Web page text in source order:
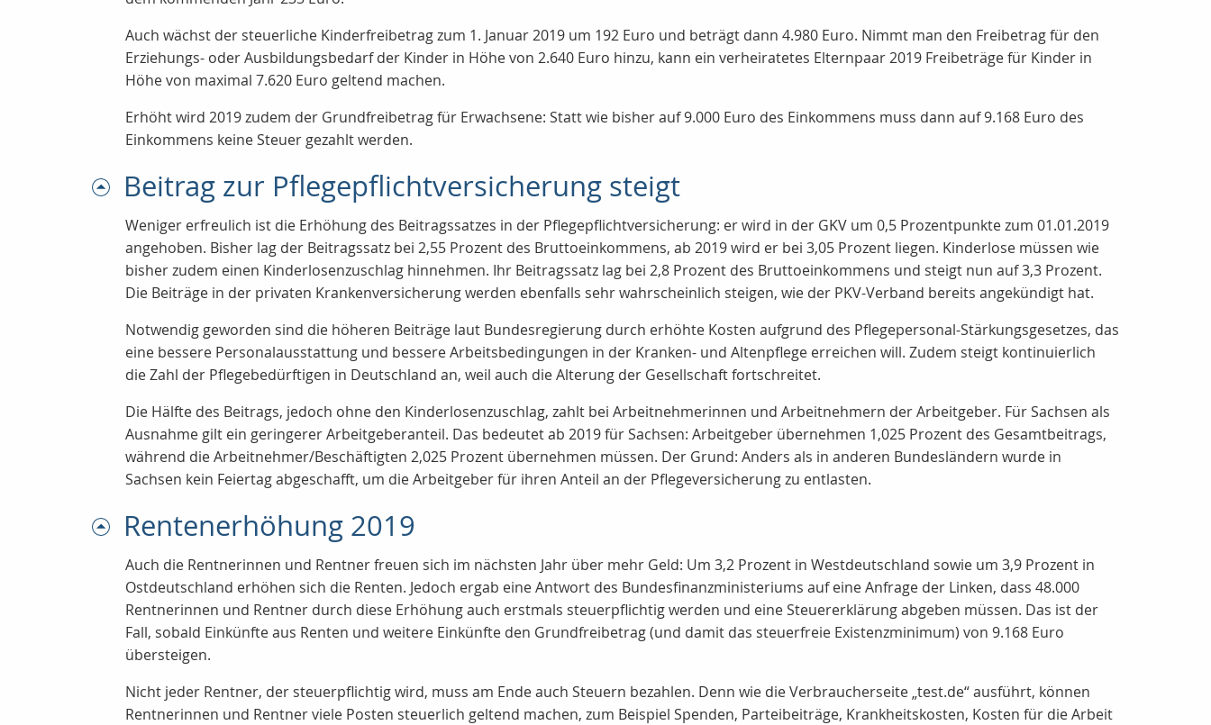
Auch wächst der steuerliche Kinderfreibetrag zum 1. Januar 2019 um 192 Euro und beträgt dann 4.980 Euro. Nimmt man den Freibetrag für den
Erziehungs- oder Ausbildungsbedarf der Kinder in Höhe von 2.640 Euro hinzu, kann ein verheiratetes Elternpaar 2019 Freibeträge für Kinder in
Höhe von maximal 7.620 Euro geltend machen.
Erhöht wird 2019 zudem der Grundfreibetrag für Erwachsene: Statt wie bisher auf 9.000 Euro des Einkommens muss dann auf 9.168 Euro des
Einkommens keine Steuer gezahlt werden.
Beitrag zur Pflegepflichtversicherung steigt
Weniger erfreulich ist die Erhöhung des Beitragssatzes in der Pflegepflichtversicherung: er wird in der GKV um 0,5 Prozentpunkte zum 01.01.2019
angehoben. Bisher lag der Beitragssatz bei 2,55 Prozent des Bruttoeinkommens, ab 2019 wird er bei 3,05 Prozent liegen. Kinderlose müssen wie
bisher zudem einen Kinderlosenzuschlag hinnehmen. Ihr Beitragssatz lag bei 2,8 Prozent des Bruttoeinkommens und steigt nun auf 3,3 Prozent.
Die Beiträge in der privaten Krankenversicherung werden ebenfalls sehr wahrscheinlich steigen, wie der PKV-Verband bereits angekündigt hat.
Notwendig geworden sind die höheren Beiträge laut Bundesregierung durch erhöhte Kosten aufgrund des Pflegepersonal-Stärkungsgesetzes, das
eine bessere Personalausstattung und bessere Arbeitsbedingungen in der Kranken- und Altenpflege erreichen will. Zudem steigt kontinuierlich
die Zahl der Pflegebedürftigen in Deutschland an, weil auch die Alterung der Gesellschaft fortschreitet.
Die Hälfte des Beitrags, jedoch ohne den Kinderlosenzuschlag, zahlt bei Arbeitnehmerinnen und Arbeitnehmern der Arbeitgeber. Für Sachsen als
Ausnahme gilt ein geringerer Arbeitgeberanteil. Das bedeutet ab 2019 für Sachsen: Arbeitgeber übernehmen 1,025 Prozent des Gesamtbeitrags,
während die Arbeitnehmer/Beschäftigten 2,025 Prozent übernehmen müssen. Der Grund: Anders als in anderen Bundesländern wurde in
Sachsen kein Feiertag abgeschafft, um die Arbeitgeber für ihren Anteil an der Pflegeversicherung zu entlasten.
Rentenerhöhung 2019
Auch die Rentnerinnen und Rentner freuen sich im nächsten Jahr über mehr Geld: Um 3,2 Prozent in Westdeutschland sowie um 3,9 Prozent in
Ostdeutschland erhöhen sich die Renten. Jedoch ergab eine Antwort des Bundesfinanzministeriums auf eine Anfrage der Linken, dass 48.000
Rentnerinnen und Rentner durch diese Erhöhung auch erstmals steuerpflichtig werden und eine Steuererklärung abgeben müssen. Das ist der
Fall, sobald Einkünfte aus Renten und weitere Einkünfte den Grundfreibetrag (und damit das steuerfreie Existenzminimum) von 9.168 Euro
übersteigen.
Nicht jeder Rentner, der steuerpflichtig wird, muss am Ende auch Steuern bezahlen. Denn wie die Verbraucherseite „test.de“ ausführt, können
Rentnerinnen und Rentner viele Posten steuerlich geltend machen, zum Beispiel Spenden, Parteibeiträge, Krankheitskosten, Kosten für die Arbeit